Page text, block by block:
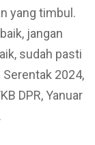
yang timbul.
jangan
sudah pasti
Serentak 2024,
DPR, Yanuar